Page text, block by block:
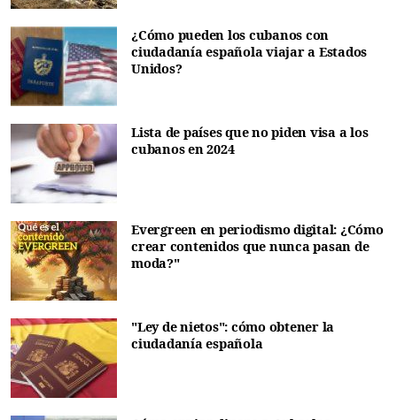
¿Cómo pueden los cubanos con
ciudadanía española viajar a Estados
Unidos?
Lista de países que no piden visa a los
cubanos en 2024
Evergreen en periodismo digital: ¿Cómo
crear contenidos que nunca pasan de
moda?"
"Ley de nietos": cómo obtener la
ciudadanía española